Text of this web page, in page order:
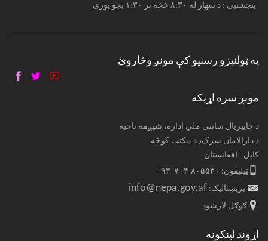
پنجشنبې : د سهار له ۸:۳۰ څخه تر ۱:۳۰ بجو پورې
په ټولنیزو رسنیو کې مونږ وڅاروئ
مونږ سره اړیکه
د چاپیریال ساتنی ملي اداره، شپږمه ناحیه
د دارالامان سرک٫ د مکتب کوڅه
کابل - افغانستان
ټیلیفون: ۸۰۵۵۳۰-۷۰۴ ۹۳+
بریښنالیک: info@nepa.gov.af
ګوګل لارښود
اړوند لینکونه